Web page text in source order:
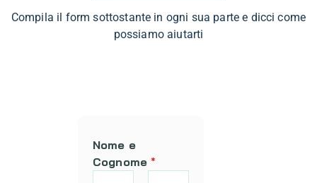
Compila il form sottostante in ogni sua parte e dicci come
possiamo aiutarti
Nome e
Cognome*